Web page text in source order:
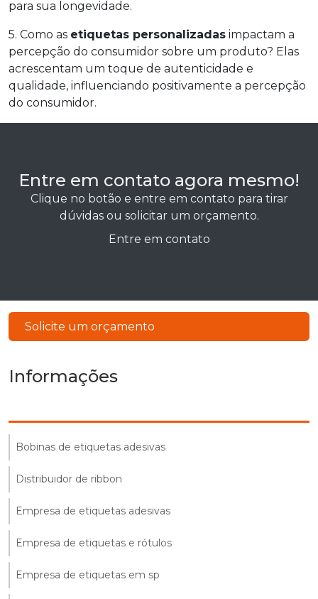
para sua longevidade.
5. Como as etiquetas personalizadas impactam a
percepção do consumidor sobre um produto? Elas
acrescentam um toque de autenticidade e
qualidade, influenciando positivamente a percepção
do consumidor.
Entre em contato agora mesmo!
Clique no botão e entre em contato para tirar
dúvidas ou solicitar um orçamento.
Entre em contato
Solicite um orçamento
Informações
Bobinas de etiquetas adesivas
Distribuidor de ribbon
Empresa de etiquetas adesivas
Empresa de etiquetas e rótulos
Empresa de etiquetas em sp